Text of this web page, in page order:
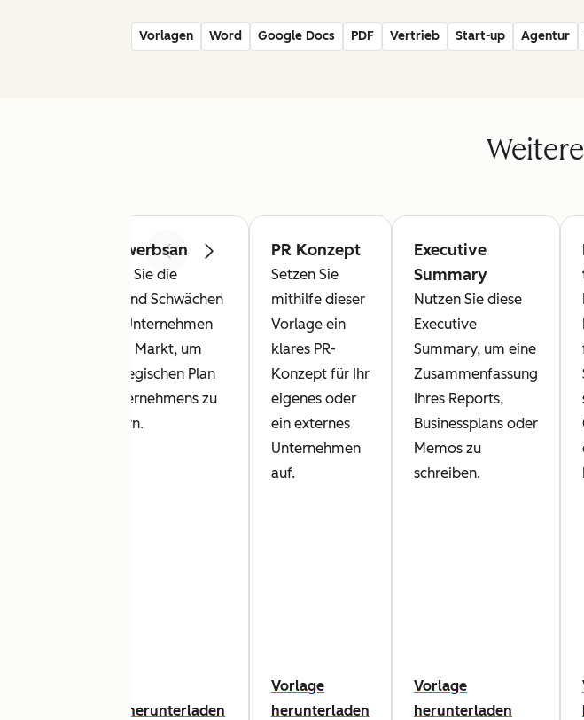
Vorlagen Word Google Docs PDF Vertrieb Start-up Agentur
ZurückWeiter
Wettbewerbsanalyse
Bewerten Sie die
Stärken und Schwächen
anderer Unternehmen
auf Ihrem Markt, um
den strategischen Plan
Ihres Unternehmens zu
verbessern.
Vorlage herunterladen
PR Konzept
Setzen Sie
mithilfe dieser
Vorlage ein
klares PR-
Konzept für Ihr
eigenes oder
ein externes
Unternehmen
auf.
Vorlage
herunterladen
Executive
Summary
Nutzen Sie diese
Executive
Summary, um eine
Zusammenfassung
Ihres Reports,
Businessplans oder
Memos zu
schreiben.
Vorlage
herunterladen